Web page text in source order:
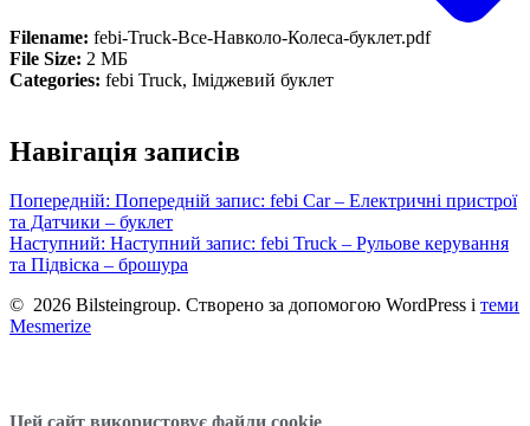
Filename: febi-Truck-Все-Навколо-Колеса-буклет.pdf
File Size: 2 МБ
Categories: febi Truck, Іміджевий буклет
Навігація записів
Попередній: Попередній запис: febi Car – Електричні пристрої
та Датчики – буклет
Наступний: Наступний запис: febi Truck – Рульове керування
та Підвіска – брошура
© 2026 Bilsteingroup. Створено за допомогою WordPress і теми
Mesmerize
Цей сайт використовує файли cookie